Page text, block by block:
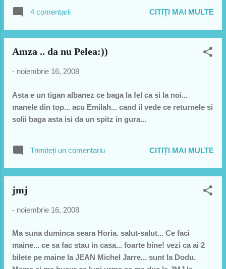
ca asta se cere.. tu "nuuu" ... ti-a trebuit conservator...
caca-te pe frigian si micsolidian:))))
4 comentarii CITIȚI MAI MULTE
Amza .. da nu Pelea:))
- noiembrie 16, 2008
Asta e un tigan albanez ce baga la fel ca si la noi...
manele din top... acu Emilah... cand il vede ce returnele si
solii baga asta isi da un spitz in gura...
Trimiteți un comentariu CITIȚI MAI MULTE
jmj
- noiembrie 16, 2008
Ma suna duminca seara Horia. salut-salut... Ce faci
maine... ce sa fac stau in casa... foarte bine! vezi ca ai 2
bilete pe maine la JEAN Michel Jarre... sunt la Dodu.